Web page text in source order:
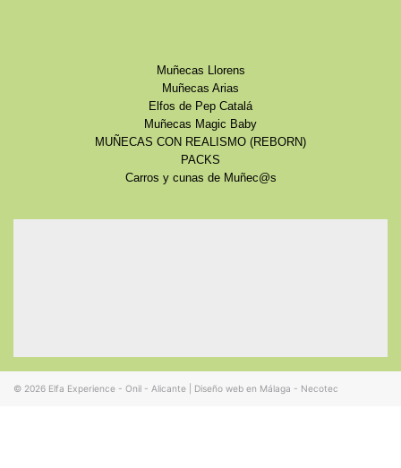
Muñecas Llorens
Muñecas Arias
Elfos de Pep Catalá
Muñecas Magic Baby
MUÑECAS CON REALISMO (REBORN)
PACKS
Carros y cunas de Muñec@s
© 2026 Elfa Experience - Onil - Alicante Diseño web en Málaga - Necotec